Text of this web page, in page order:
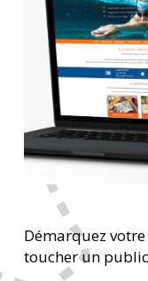
Démarquez
toucher un